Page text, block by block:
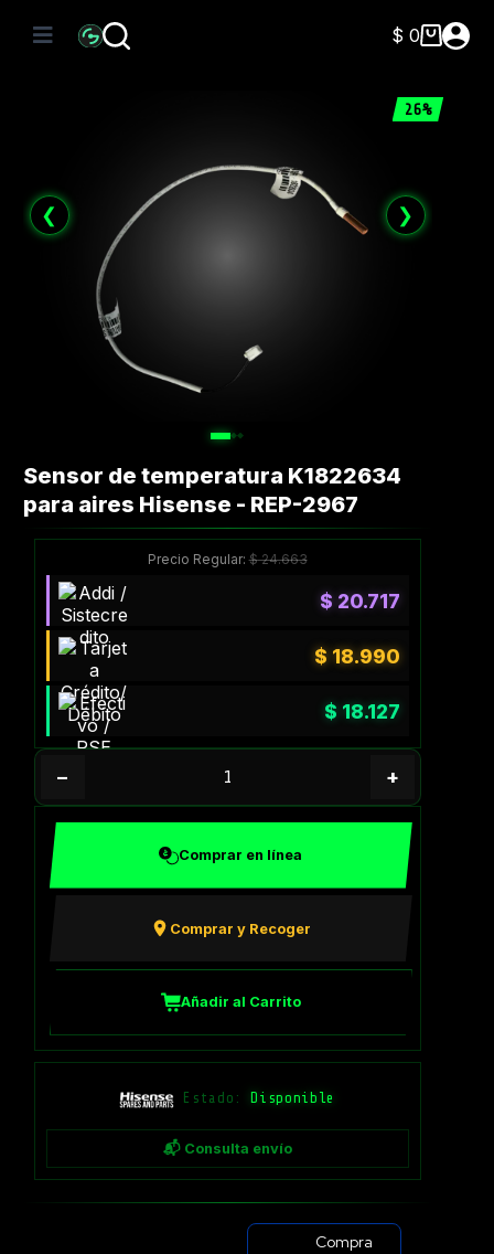
Carro
$ 0
26%
❮ ❯
Sensor de temperatura K1822634
para aires Hisense - REP-2967
Precio Regular:$24.663
$ 20.717
$ 18.990
$ 18.127
− +
Comprar en línea
Comprar y Recoger
Añadir al Carrito
Estado: Disponible
📬 Consulta envío
Compra